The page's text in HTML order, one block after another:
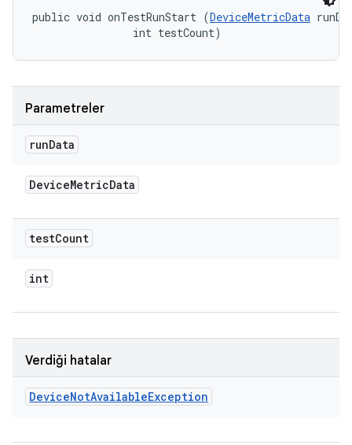
public void onTestRunStart (DeviceMetricData
                int testCount)
Parametreler
runData
DeviceMetricData
testCount
int
Verdiği hatalar
DeviceNotAvailableException